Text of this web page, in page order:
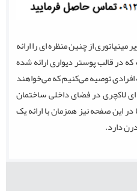
از چنین منظره ای را ارائه
در قالب پوستر دیواری ارائه شده
توصیه می‌کنیم که می‌خواهند
ای لاکچری در فضای داخلی ساختمان
این صفحه نیز همزمان با ارائه یک
دارد.